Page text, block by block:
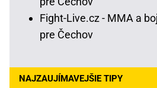
Fight-Live.cz - MMA a
pre Čechov
NAJZAUJÍMAVEJŠIE TIPY